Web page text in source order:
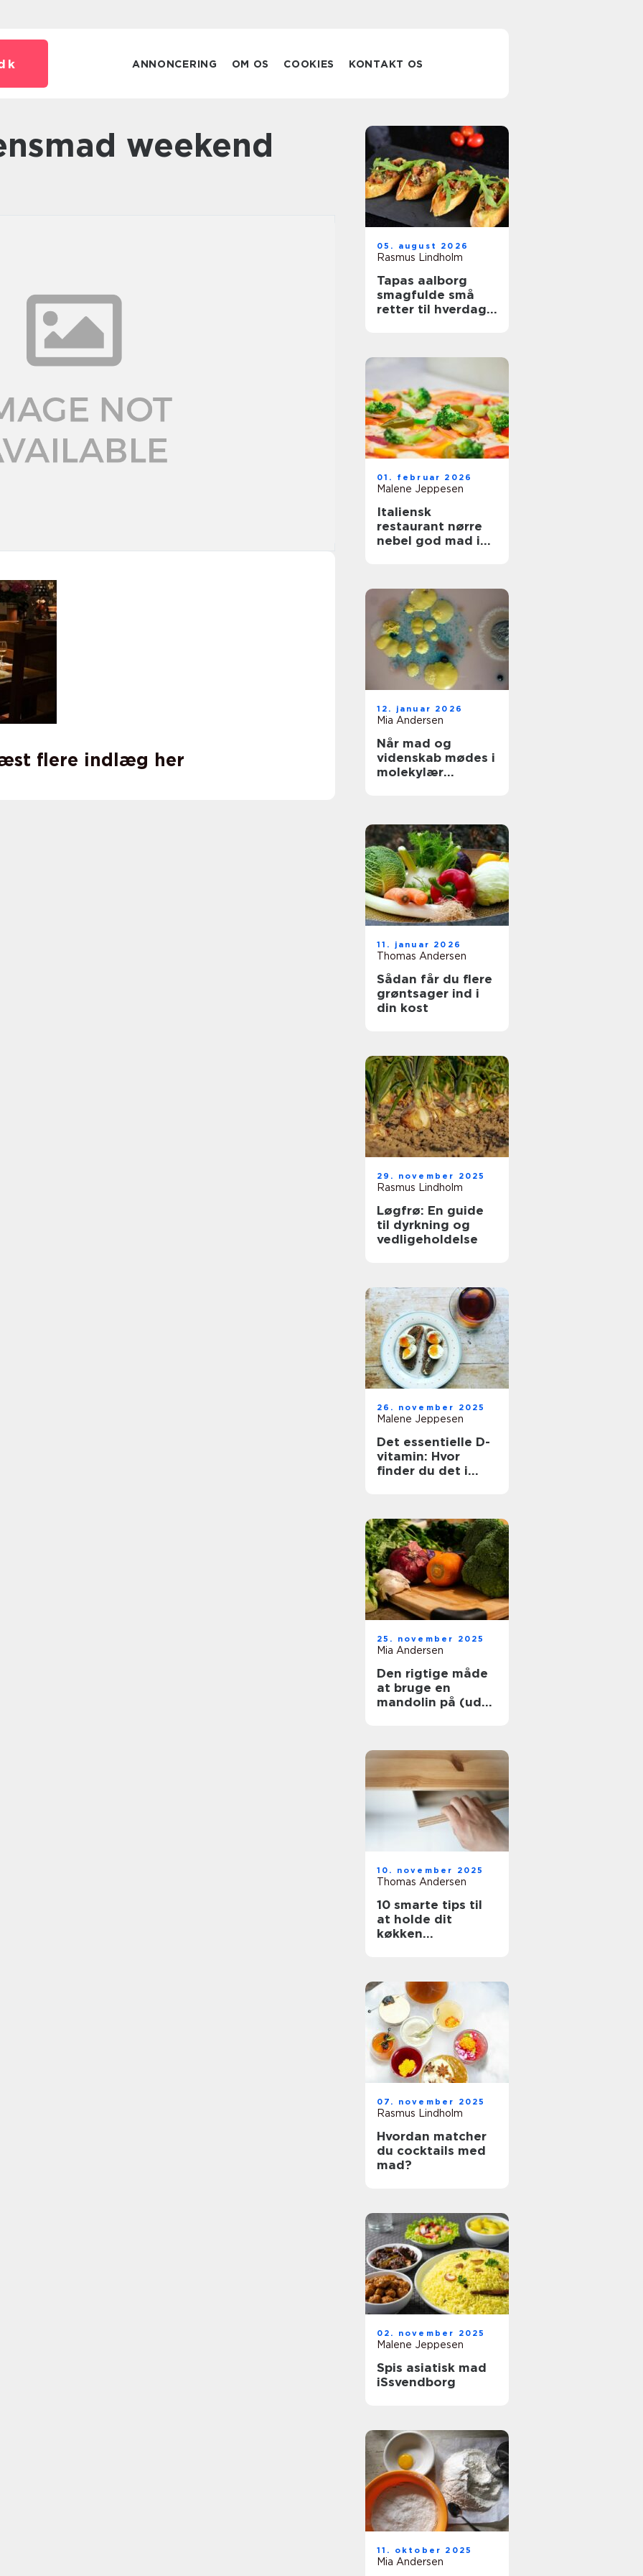
ANNONCERING OM OS COOKIES KONTAKT OS
weekend
flere indlæg her
05. august 2026
Rasmus Lindholm
Tapas aalborg
smagfulde små
retter til hverdag
01. februar 2026
Malene Jeppesen
Italiensk
restaurant nørre
nebel god mad i
12. januar 2026
Mia Andersen
Når mad og
videnskab mødes i
molekylær
11. januar 2026
Thomas Andersen
Sådan får du flere
grøntsager ind i
din kost
29. november 2025
Rasmus Lindholm
Løgfrø: En guide
til dyrkning og
vedligeholdelse
26. november 2025
Malene Jeppesen
Det essentielle D-
vitamin: Hvor
finder du det i
25. november 2025
Mia Andersen
Den rigtige måde
at bruge en
mandolin på (uden
10. november 2025
Thomas Andersen
10 smarte tips til
at holde dit
køkken
07. november 2025
Rasmus Lindholm
Hvordan matcher
du cocktails med
mad?
02. november 2025
Malene Jeppesen
Spis asiatisk mad
iSsvendborg
11. oktober 2025
Mia Andersen